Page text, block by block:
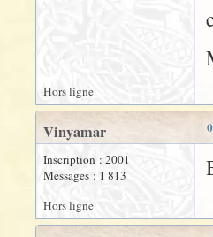
Hors ligne
Vinyamar
Inscription : 2001
Messages : 1 813
Hors ligne